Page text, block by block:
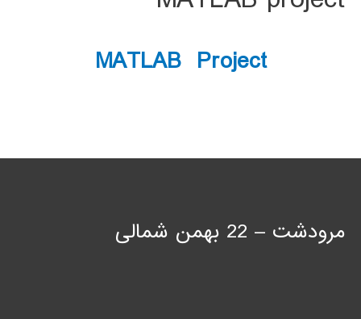
MATLAB Project
مرودشت – 22 بهمن شمالی